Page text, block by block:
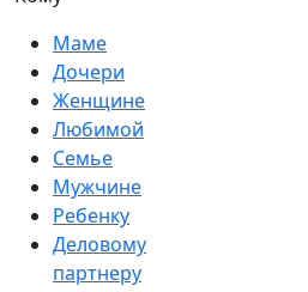
Маме
Дочери
Женщине
Любимой
Семье
Мужчине
Ребенку
Деловому
партнеру